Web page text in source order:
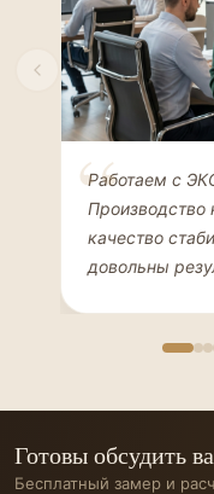
Елена
ДИЗАЙНЕР
Работаем с
Производство
качество
довольны
Готовы обсудить
Бесплатный замер и